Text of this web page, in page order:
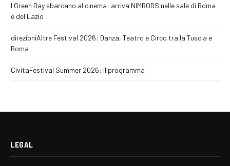
I Green Day sbarcano al cinema: arriva NIMRODS nelle sale di Roma
e del Lazio
direzioniAltre Festival 2026: Danza, Teatro e Circo tra la Tuscia e
Roma
CivitaFestival Summer 2026: il programma
LEGAL